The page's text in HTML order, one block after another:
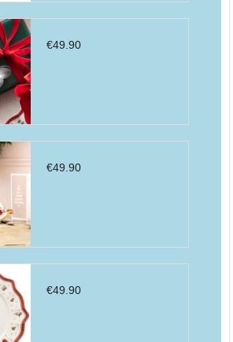
€49.90
€49.90
€49.90